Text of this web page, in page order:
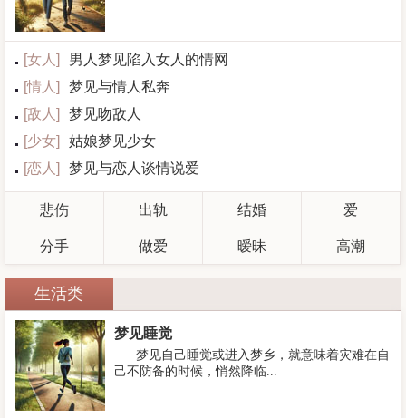
[女人 ]
男人梦见陷入女人的情网
[情人 ]
梦见与情人私奔
[敌人 ]
梦见吻敌人
[少女]
姑娘梦见少女
[恋人 ] 梦见与恋人谈情说爱
悲伤 出轨 结婚 爱
分手 做爱 暧昧 高潮
生活类
梦见睡觉
梦见自己睡觉或进入梦乡，就意味着灾难在自
己不防备的时候，悄然降临...